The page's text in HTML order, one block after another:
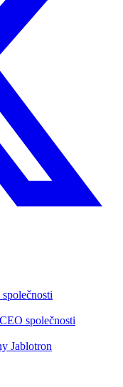
společnosti
Jablotron